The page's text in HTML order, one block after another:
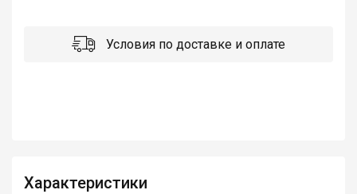
Условия по доставке и оплате
Характеристики